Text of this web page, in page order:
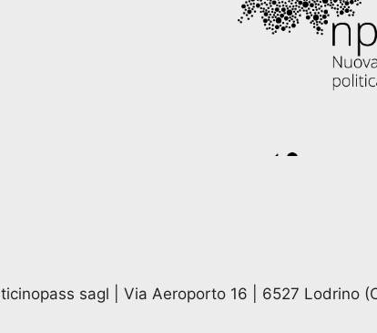
ticinopass sagl | Via Aeroporto 16 | 6527 Lodrino